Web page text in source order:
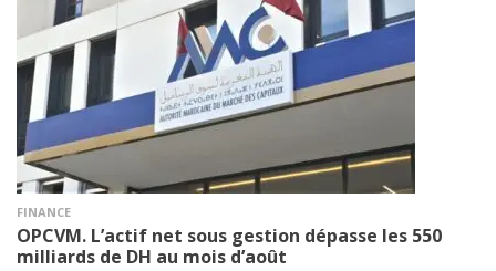
FINANCE
OPCVM. L’actif net sous gestion dépasse les 550
milliards de DH au mois d’août